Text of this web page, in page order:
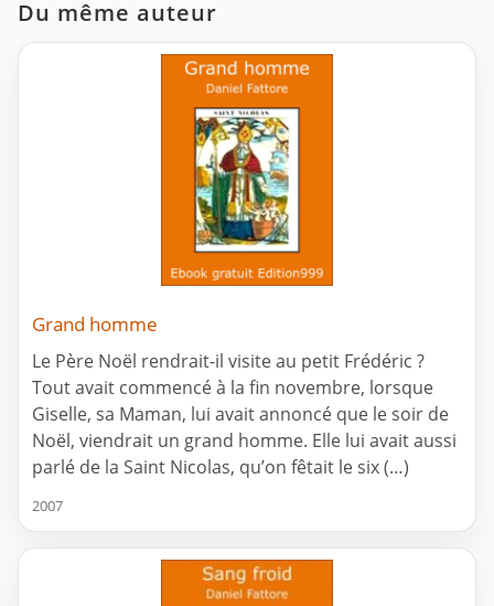
Du même auteur
Grand homme
Le Père Noël rendrait-il visite au petit Frédéric ?
Tout avait commencé à la fin novembre, lorsque
Giselle, sa Maman, lui avait annoncé que le soir de
Noël, viendrait un grand homme. Elle lui avait aussi
parlé de la Saint Nicolas, qu’on fêtait le six (…)
2007